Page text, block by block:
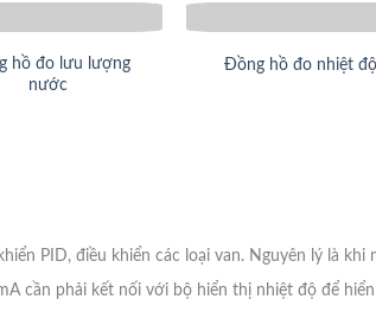
hồ đo lưu lượng
nước
Đồng hồ đo nhiệt độ
PID, điều khiển các loại van. Nguyên lý là
cần phải kết nối với bộ hiển thị nhiệt độ để